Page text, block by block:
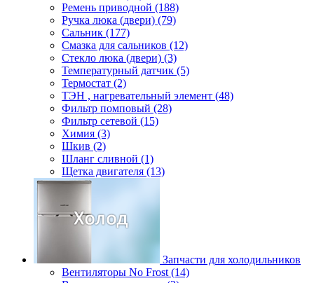
Ремень приводной (188)
Ручка люка (двери) (79)
Сальник (177)
Смазка для сальников (12)
Стекло люка (двери) (3)
Температурный датчик (5)
Термостат (2)
ТЭН , нагревательный элемент (48)
Фильтр помповый (28)
Фильтр сетевой (15)
Химия (3)
Шкив (2)
Шланг сливной (1)
Щетка двигателя (13)
Запчасти для холодильников
Вентиляторы No Frost (14)